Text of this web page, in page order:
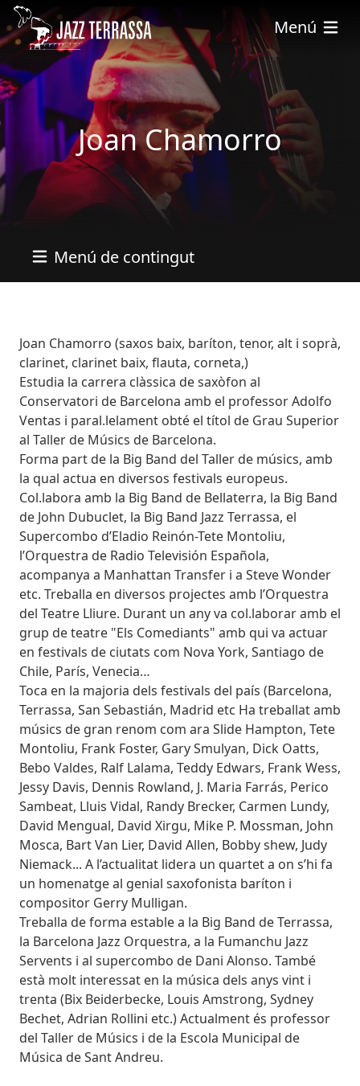
Vés al contingut
Menú
Joan Chamorro
Menú de contingut
Bio
Joan Chamorro (saxos baix, baríton, tenor, alt i soprà,
clarinet, clarinet baix, flauta, corneta,)
Estudia la carrera clàssica de saxòfon al
Conservatori de Barcelona amb el professor Adolfo
Ventas i paral.lelament obté el títol de Grau Superior
al Taller de Músics de Barcelona.
Forma part de la Big Band del Taller de músics, amb
la qual actua en diversos festivals europeus.
Col.labora amb la Big Band de Bellaterra, la Big Band
de John Dubuclet, la Big Band Jazz Terrassa, el
Supercombo d’Eladio Reinón-Tete Montoliu,
l’Orquestra de Radio Televisión Española,
acompanya a Manhattan Transfer i a Steve Wonder
etc. Treballa en diversos projectes amb l’Orquestra
del Teatre Lliure. Durant un any va col.laborar amb el
grup de teatre "Els Comediants" amb qui va actuar
en festivals de ciutats com Nova York, Santiago de
Chile, París, Venecia…
Toca en la majoria dels festivals del país (Barcelona,
Terrassa, San Sebastián, Madrid etc Ha treballat amb
músics de gran renom com ara Slide Hampton, Tete
Montoliu, Frank Foster, Gary Smulyan, Dick Oatts,
Bebo Valdes, Ralf Lalama, Teddy Edwars, Frank Wess,
Jessy Davis, Dennis Rowland, J. Maria Farrás, Perico
Sambeat, Lluis Vidal, Randy Brecker, Carmen Lundy,
David Mengual, David Xirgu, Mike P. Mossman, John
Mosca, Bart Van Lier, David Allen, Bobby shew, Judy
Niemack... A l’actualitat lidera un quartet a on s’hi fa
un homenatge al genial saxofonista baríton i
compositor Gerry Mulligan.
Treballa de forma estable a la Big Band de Terrassa,
la Barcelona Jazz Orquestra, a la Fumanchu Jazz
Servents i al supercombo de Dani Alonso. També
està molt interessat en la música dels anys vint i
trenta (Bix Beiderbecke, Louis Amstrong, Sydney
Bechet, Adrian Rollini etc.) Actualment és professor
del Taller de Músics i de la Escola Municipal de
Música de Sant Andreu.